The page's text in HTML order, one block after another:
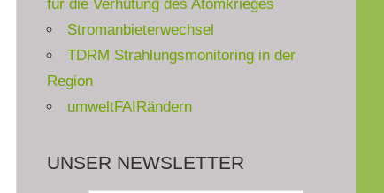
für die Verhütung des Atomkrieges
Stromanbieterwechsel
TDRM Strahlungsmonitoring in der
Region
umweltFAIRändern
UNSER NEWSLETTER